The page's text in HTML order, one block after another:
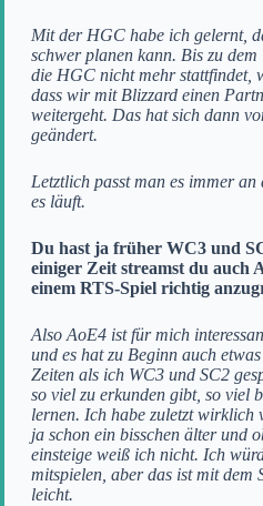
Mit der HGC habe ich gelernt,
schwer planen kann. Bis zu
die HGC nicht mehr stattfindet,
dass wir mit Blizzard einen
weitergeht. Das hat sich dann
geändert.
Letztlich passt man es immer
es läuft.
Du hast ja früher WC3 und
einiger Zeit streamst du auch
einem RTS-Spiel richtig
Also AoE4 ist für mich
und es hat zu Beginn auch
Zeiten als ich WC3 und SC2
so viel zu erkunden gibt, so viel
lernen. Ich habe zuletzt
ja schon ein bisschen älter und
einsteige weiß ich nicht. Ich
mitspielen, aber das ist mit dem
leicht.